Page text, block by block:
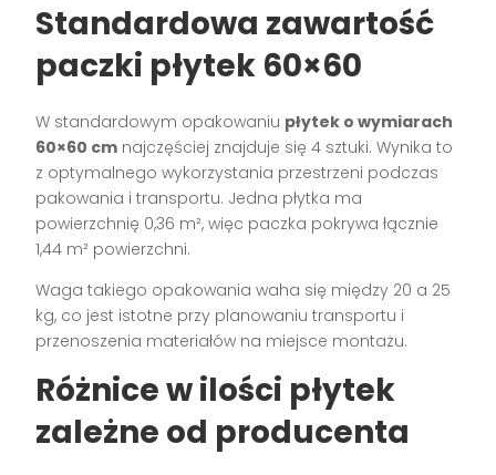
Standardowa zawartość
paczki płytek 60×60
W standardowym opakowaniu płytek o wymiarach
60×60 cm najczęściej znajduje się 4 sztuki. Wynika to
z optymalnego wykorzystania przestrzeni podczas
pakowania i transportu. Jedna płytka ma
powierzchnię 0,36 m², więc paczka pokrywa łącznie
1,44 m² powierzchni.
Waga takiego opakowania waha się między 20 a 25
kg, co jest istotne przy planowaniu transportu i
przenoszenia materiałów na miejsce montażu.
Różnice w ilości płytek
zależne od producenta